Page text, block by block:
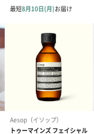
7種類のフルーツエキス
用前によく振り、ラメを全
髪をドライした後、輝きが欲
します。
類にラメがつかないよう、
てから15cmほど離して使用
デコルテなどのボディに使
楽しむことも可能です。